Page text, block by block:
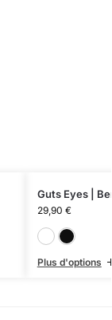
Guts Eyes |
29,90 €
Plus d'options